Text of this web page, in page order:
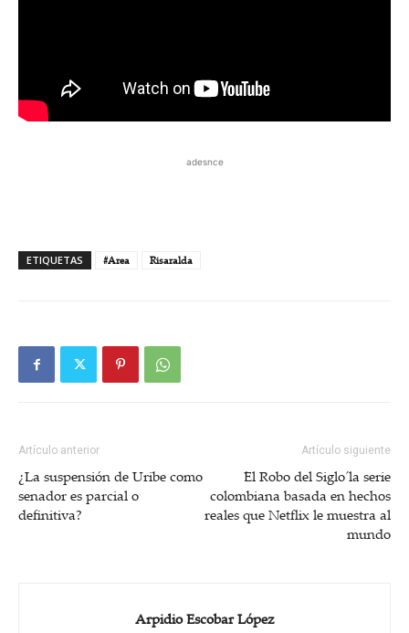
adesnce
ETIQUETAS #Area Risaralda
Artículo anterior
¿La suspensión de Uribe como
senador es parcial o
definitiva?
Artículo siguiente
´El Robo del Siglo´ la serie
colombiana basada en hechos
reales que Netflix le muestra al
mundo
Arpidio Escobar López